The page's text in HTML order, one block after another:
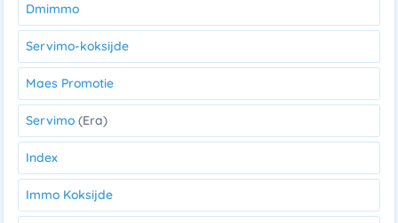
Dmimmo
Servimo-koksijde
Maes Promotie
Servimo (Era)
Index
Immo Koksijde